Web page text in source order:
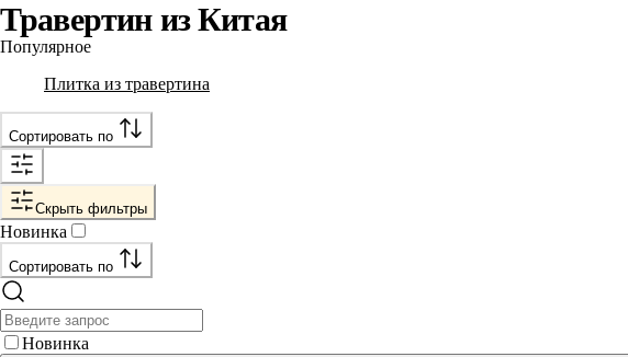
Травертин из Китая
Популярное
Плитка из травертина
Сортировать по
Скрыть фильтры
Новинка
Сортировать по
Новинка